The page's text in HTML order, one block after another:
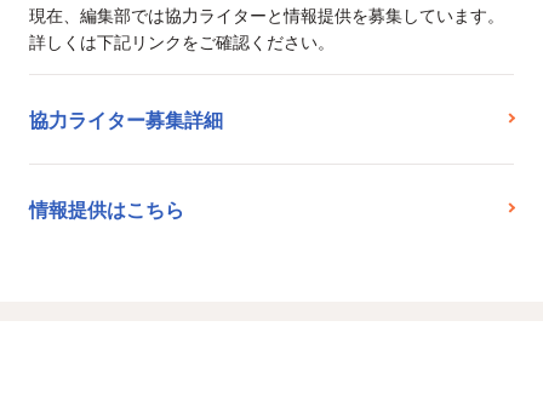
現在、編集部では協力ライターと情報提供を募集しています。
詳しくは下記リンクをご確認ください。
協力ライター募集詳細
情報提供はこちら